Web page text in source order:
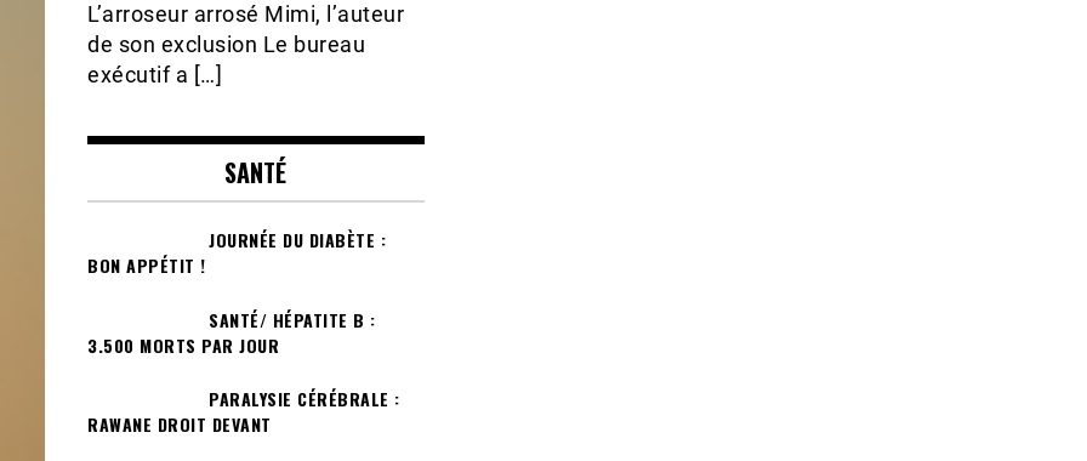
L’arroseur arrosé Mimi, l’auteur
de son exclusion Le bureau
exécutif a […]
SANTÉ
JOURNÉE DU DIABÈTE :
BON APPÉTIT !
SANTÉ/ HÉPATITE B :
3.500 MORTS PAR JOUR
PARALYSIE CÉRÉBRALE :
RAWANE DROIT DEVANT